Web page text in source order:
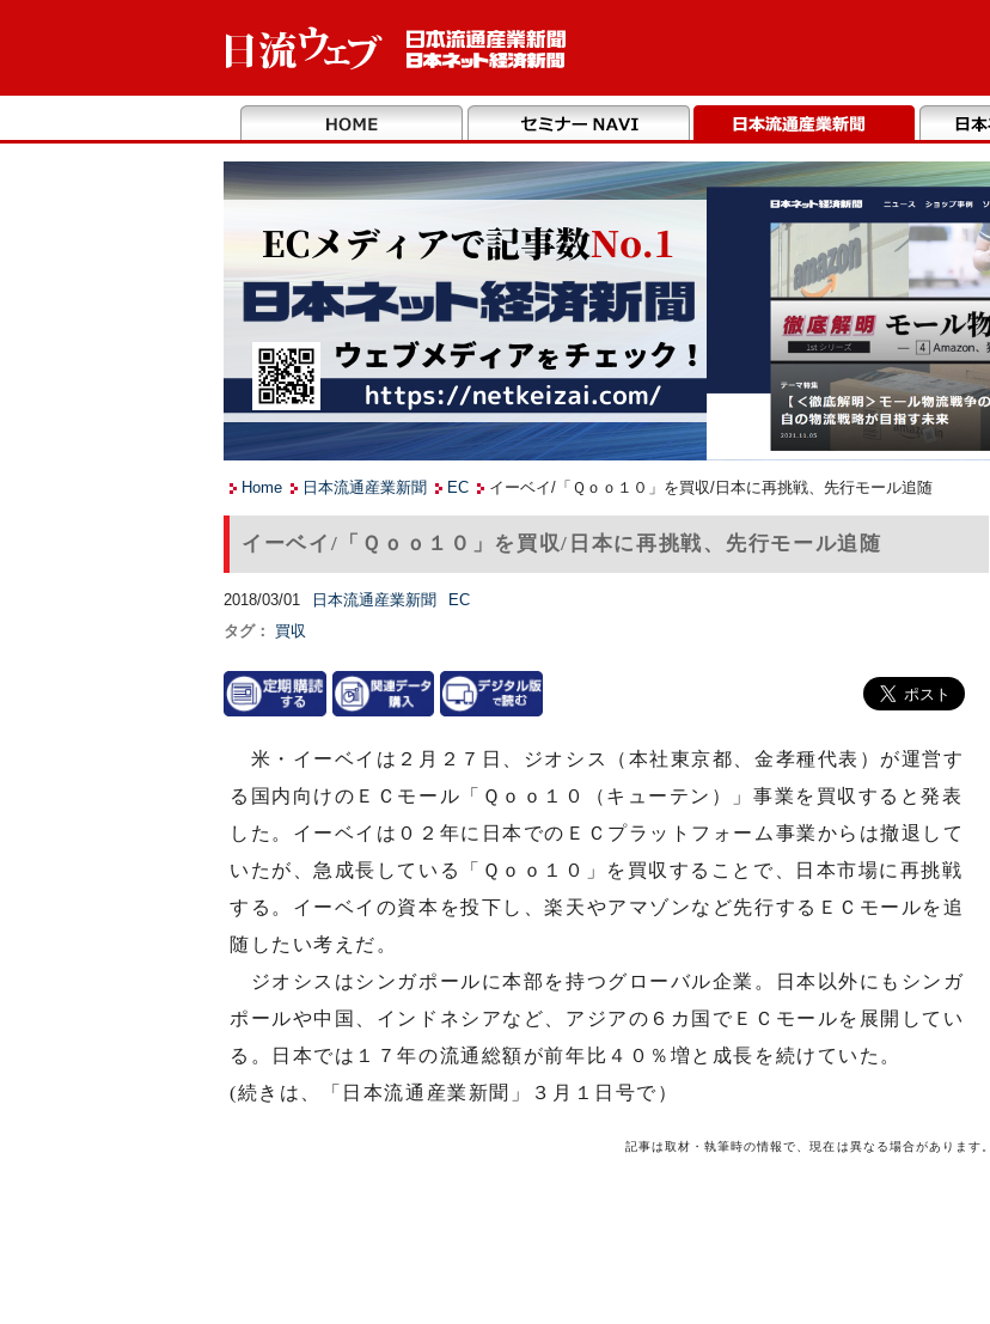
Home 日本流通産業新聞 EC イーベイ/「Ｑｏｏ１０」を買収/日本に再挑戦、先行モール追随
イーベイ/「Ｑｏｏ１０」を買収/日本に再挑戦、先行モール追随
2018/03/01 日本流通産業新聞
EC
タグ：
買収
米・イーベイは２月２７日、ジオシス（本社東京都、金孝種代表）が運営す
る国内向けのＥＣモール「Ｑｏｏ１０（キューテン）」事業を買収すると発表
した。イーベイは０２年に日本でのＥＣプラットフォーム事業からは撤退して
いたが、急成長している「Ｑｏｏ１０」を買収することで、日本市場に再挑戦
する。イーベイの資本を投下し、楽天やアマゾンなど先行するＥＣモールを追
随したい考えだ。
ジオシスはシンガポールに本部を持つグローバル企業。日本以外にもシンガ
ポールや中国、インドネシアなど、アジアの６カ国でＥＣモールを展開してい
る。日本では１７年の流通総額が前年比４０％増と成長を続けていた。
(続きは、「日本流通産業新聞」３月１日号で）
記事は取材・執筆時の情報で、現在は異なる場合があります。